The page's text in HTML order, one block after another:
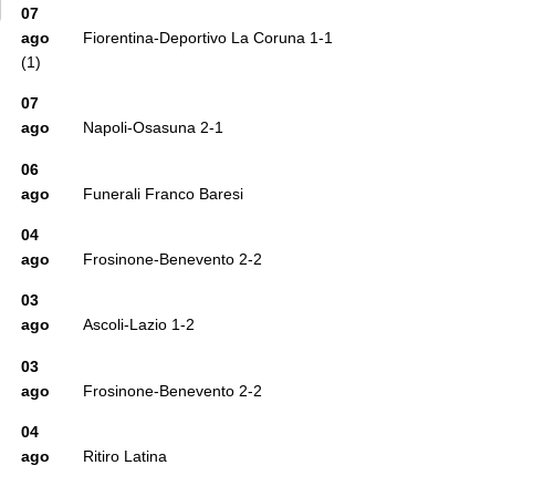
07
ago
Fiorentina-Deportivo La Coruna 1-1
(1)
07
ago
Napoli-Osasuna 2-1
06
ago
Funerali Franco Baresi
04
ago
Frosinone-Benevento 2-2
03
ago
Ascoli-Lazio 1-2
03
ago
Frosinone-Benevento 2-2
04
ago
Ritiro Latina